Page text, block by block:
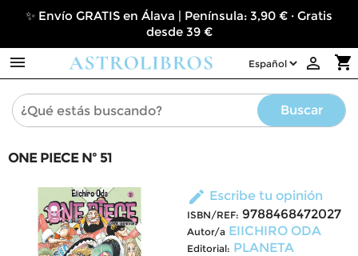
✨ Envío GRATIS en Álava | Península: 3,90 € · Gratis
desde 39 €
 shopping_cart

Buscar
ONE PIECE Nº 51
edit Escribe tu opinión
ISBN/REF: 9788468472027
Autor/a EIICHIRO ODA
Editorial: PLANETA